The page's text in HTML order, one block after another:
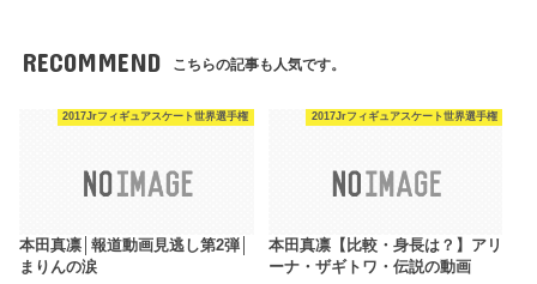
RECOMMEND こちらの記事も人気です。
2017Jrフィギュアスケート世界選手権
本田真凛│報道動画見逃し第2弾│
まりんの涙
2017Jrフィギュアスケート世界選手権
本田真凛【比較・身長は？】アリ
ーナ・ザギトワ・伝説の動画